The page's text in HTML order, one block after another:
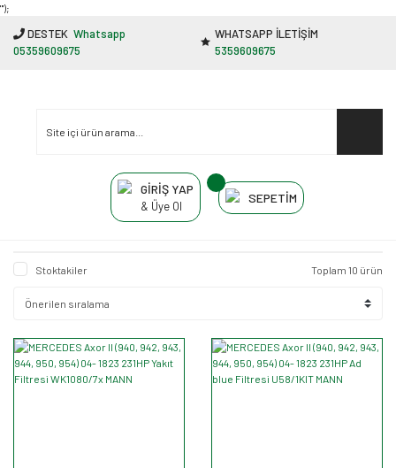
"');
DESTEK Whatsapp
05359609675
WHATSAPP İLETİŞİM
5359609675
GİRİŞ YAP
& Üye Ol
SEPETİM
Stoktakiler Toplam 10 ürün